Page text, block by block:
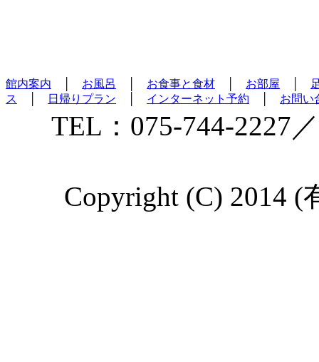
館内案内 お風呂 お食事と食材 お部屋
ス
日帰りプラン インターネット予約 お問い
TEL：075-744-2227
Copyright (C) 2014 (